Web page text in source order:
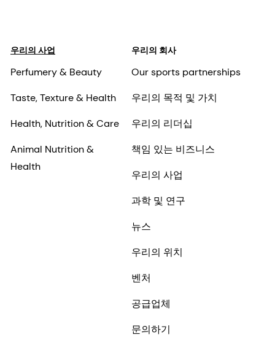
우리의 사업
Perfumery & Beauty
Taste, Texture & Health
Health, Nutrition & Care
Animal Nutrition &
Health
우리의 회사
Our sports partnerships
우리의 목적 및 가치
우리의 리더십
책임 있는 비즈니스
우리의 사업
과학 및 연구
뉴스
우리의 위치
벤처
공급업체
문의하기